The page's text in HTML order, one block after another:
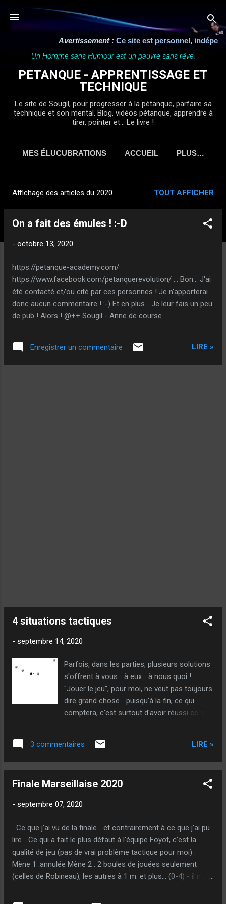
Accéder au contenu principal
Avertissement : Ce site est personnel, indépendant et
Un Homme sans Humour est un pauvre sans rêve.
PETANQUE - APPRENTISSAGE ET
TECHNIQUE
Le site de Sougil, pour progresser à la pétanque, parfaire sa
technique et son mental. Blog, vidéos pétanque, apprendre à
tirer, pointer et... Le livre !
MES ÉLUCUBRATIONS ACCUEIL PLUS…
r
Affichage des articles du 2020 TOUT AFFICHER
On a fait des émules ! :-D
- octobre 13, 2020
https://petanque-academy.com/
https://www.facebook.com/petanquerevolution/ ... Bon... J'ai
été contacté et/ou cité par ces personnes ! Je n'apporterai
donc aucun commentaire ! :-) Et en plus... Je leur fais un peu
de pub ! Alors ! @++ Sougil - Anne de course
Enregistrer un commentaire LIRE »
4 situations tactiques
- septembre 14, 2020
Parfois, dans les parties, plusieurs solutions
s'offrent à vous... à eux... à nous quoi !
"Jouer le jeu", pour moi, ne veut pas toujours
dire grand chose... puisqu'à la fin, ce qui
comptera, c'est surtout d'avoir réussi ce qui
Dans ces 4 situations, on a été confronté à
plusieurs options. Parfois il y avait un vrai
manière, parfois non... Qu'auriez-vous fait,
(Précisément !) - Vous avez les boules
Terrain relativement facile au point comme
au tir... 8 m. Situation 2 : 3-3 (à peu près ! :-D
). Toujours avec les noires, 3 boules à zéro...
Même terrain et toujours 8 m. Situation 3 : 0-
4 (environ ! :-D ). Toujours avec les noires, 4
3 commentaires LIRE »
Finale Marseillaise 2020
- septembre 07, 2020
Ce que j'ai vu de la finale... et contrairement à ce que j'ai pu
lire... Ce qui a fait le plus défaut à l'équipe Foyot, c'est la
qualité de jeu (pas de vrai problème tactique pour moi) :
Mène 1 :annulée Mène 2 : 2 boules de jouées seulement
(celles de Robineau), les autres à 1 m. et plus... (0-4) - il n'y